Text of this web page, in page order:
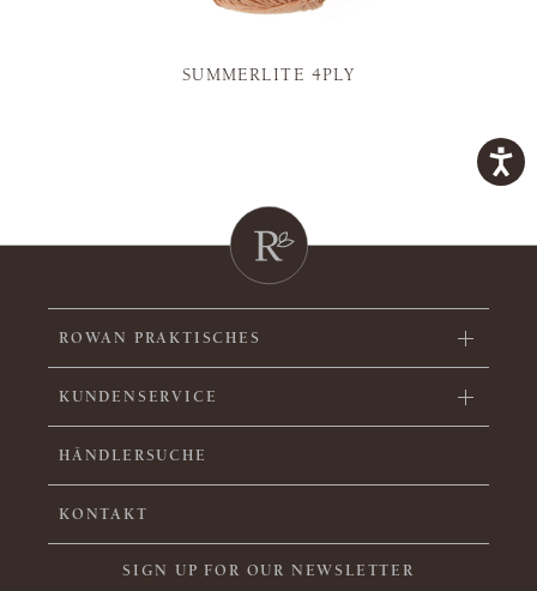
SUMMERLITE 4PLY
ROWAN PRAKTISCHES
KUNDENSERVICE
HÄNDLERSUCHE
KONTAKT
SIGN UP FOR OUR NEWSLETTER